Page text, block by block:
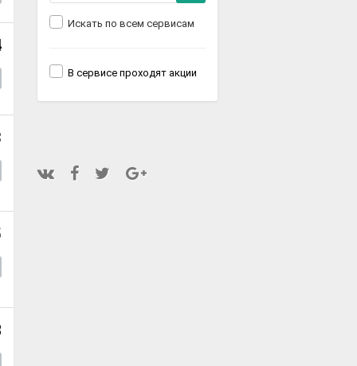
Искать по всем сервисам
В сервисе проходят акции